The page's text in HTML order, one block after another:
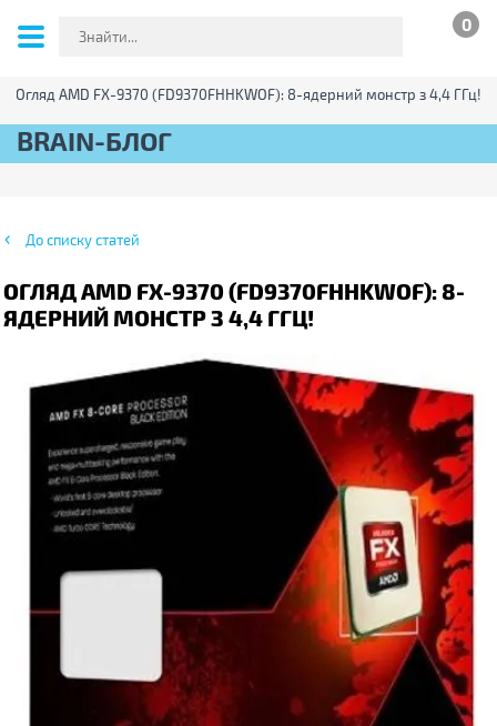
0
Огляд AMD FX-9370 (FD9370FHHKWOF): 8-ядерний монстр з 4,4 ГГц!
BRAIN-БЛОГ
До списку статей
ОГЛЯД AMD FX-9370 (FD9370FHHKWOF): 8-
ЯДЕРНИЙ МОНСТР З 4,4 ГГЦ!